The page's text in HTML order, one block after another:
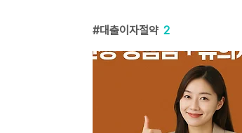
대출이자절약 2